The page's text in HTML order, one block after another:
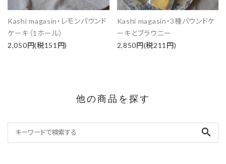
Kashi magasin・レモンパウンド
ケーキ（1ホール）
2,050円(税151円)
Kashi magasin・3種パウンドケ
ーキとブラウニー
2,850円(税211円)
他の商品を探す
search